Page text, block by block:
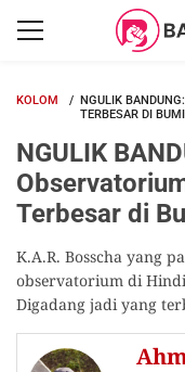
KOLOM
NGULIK
TERBESAR DI
NGULIK
Terbesar di
K.A.R. Bosscha yang
observatorium di
Digadang jadi yang